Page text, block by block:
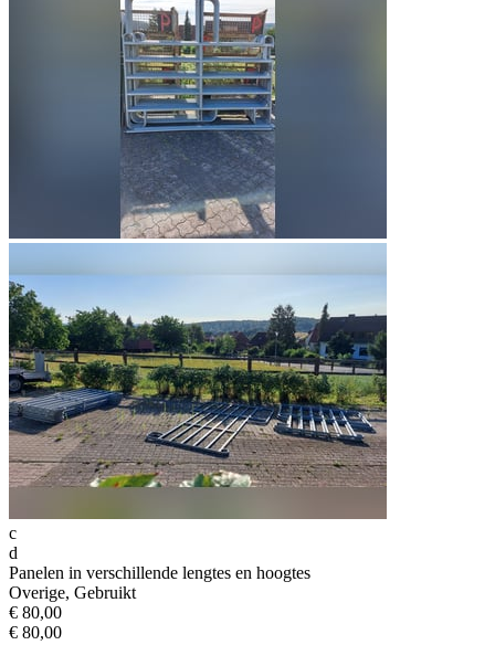
c
d
Panelen in verschillende lengtes en hoogtes
Overige, Gebruikt
€ 80,00
€ 80,00